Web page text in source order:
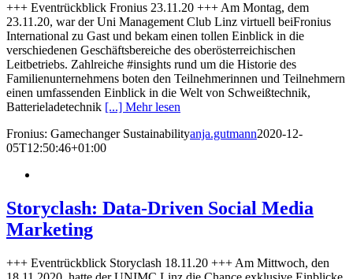
+++ Eventrückblick Fronius 23.11.20 +++ Am Montag, dem
23.11.20, war der Uni Management Club Linz virtuell beiFronius
International zu Gast und bekam einen tollen Einblick in die
verschiedenen Geschäftsbereiche des oberösterreichischen
Leitbetriebs. Zahlreiche #insights rund um die Historie des
Familienunternehmens boten den Teilnehmerinnen und Teilnehmern
einen umfassenden Einblick in die Welt von Schweißtechnik,
Batterieladetechnik [...] Mehr lesen
Fronius: Gamechanger Sustainabilityanja.gutmann2020-12-
05T12:50:46+01:00
Storyclash: Data-Driven Social Media
Marketing
+++ Eventrückblick Storyclash 18.11.20 +++ Am Mittwoch, den